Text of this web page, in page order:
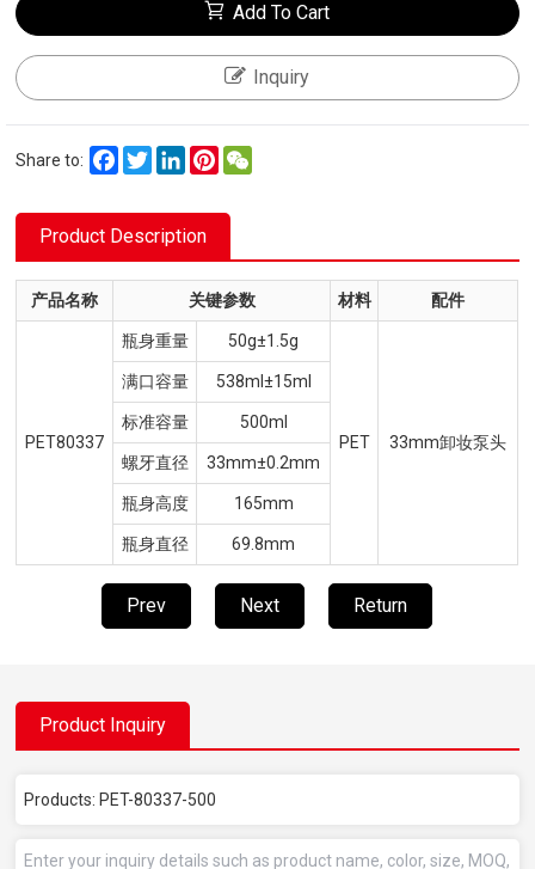
Add To Cart
Inquiry
Share to: FacebookTwitterLinkedInPinterest
Product Description
产品名称 关键参数 材料 配件
PET80337
瓶身重量 50g±1.5g
PET 33mm卸妆泵头
满口容量 538ml±15ml
标准容量 500ml
螺牙直径 33mm±0.2mm
瓶身高度 165mm
瓶身直径 69.8mm
Prev Next Return
Product Inquiry